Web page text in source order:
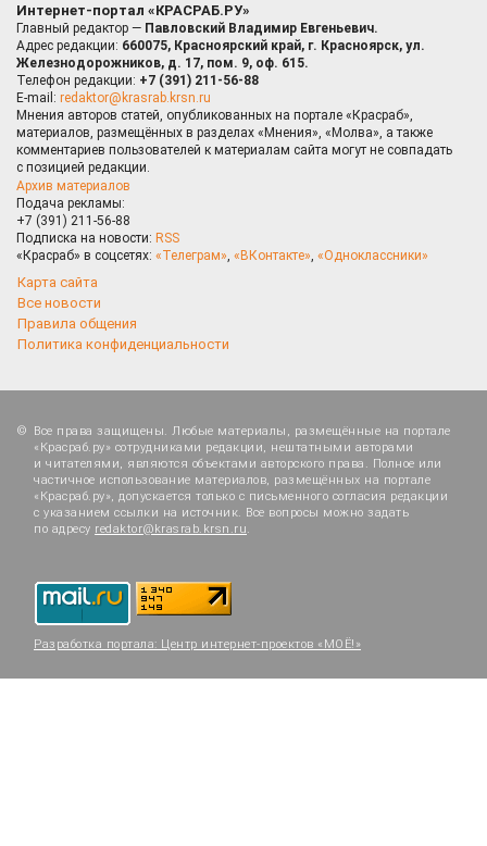
Интернет-портал «КРАСРАБ.РУ»
Главный редактор — Павловский Владимир Евгеньевич.
Адрес редакции: 660075, Красноярский край, г. Красноярск, ул.
Железнодорожников, д. 17, пом. 9, оф. 615.
Телефон редакции: +7 (391) 211-56-88
E-mail: redaktor@krasrab.krsn.ru
Мнения авторов статей, опубликованных на портале «Красраб»,
материалов, размещённых в разделах «Мнения», «Молва», а также
комментариев пользователей к материалам сайта могут не совпадать
с позицией редакции.
Архив материалов
Подача рекламы:
+7 (391) 211-56-88
Подписка на новости: RSS
«Красраб» в соцсетях: «Телеграм», «ВКонтакте», «Одноклассники»
Карта сайта
Все новости
Правила общения
Политика конфиденциальности
Все права защищены. Любые материалы, размещённые на портале
«Красраб.ру» сотрудниками редакции, нештатными авторами
и читателями, являются объектами авторского права. Полное или
частичное использование материалов, размещённых на портале
«Красраб.ру», допускается только с письменного согласия редакции
с указанием ссылки на источник. Все вопросы можно задать
по адресу redaktor@krasrab.krsn.ru.
Разработка портала: Центр интернет-проектов «МОЁ!»